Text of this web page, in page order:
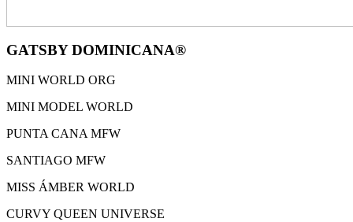
GATSBY DOMINICANA®
MINI WORLD ORG
MINI MODEL WORLD
PUNTA CANA MFW
SANTIAGO MFW
MISS ÁMBER WORLD
CURVY QUEEN UNIVERSE